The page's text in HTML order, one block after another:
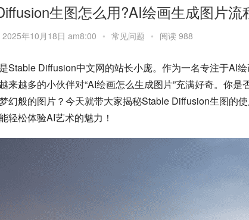
生图怎么用?AI绘画生成图片流
2025年10月18日 am8:00 • 常见问题 • 阅读 988
Stable Diffusion中文网的站长小庞。作为一名专注于AI
来越多的小伙伴对“AI绘画怎么生成图片”充满好奇。你
幻般的图片？今天就带大家揭秘Stable Diffusion生图的
轻松体验AI艺术的魅力！